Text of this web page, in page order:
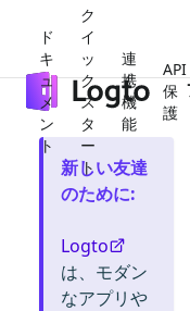
ド
キ
ュ
メ
ン
ト
ク
イ
ッ
ク
ス
タ
ー
ト
連
携
機
能
API
保
護
新しい友達
のために:
Logto
は、モダン
なアプリや